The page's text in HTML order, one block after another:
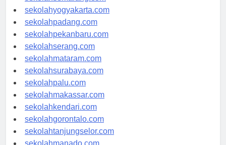
sekolahsemarang.com
sekolahyogyakarta.com
sekolahpadang.com
sekolahpekanbaru.com
sekolahserang.com
sekolahmataram.com
sekolahsurabaya.com
sekolahpalu.com
sekolahmakassar.com
sekolahkendari.com
sekolahgorontalo.com
sekolahtanjungselor.com